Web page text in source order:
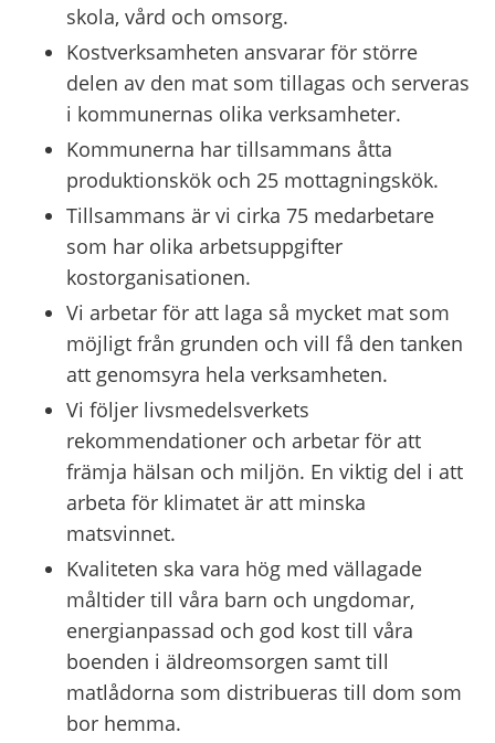
skola, vård och omsorg.
Kostverksamheten ansvarar för större
delen av den mat som tillagas och serveras
i kommunernas olika verksamheter.
Kommunerna har tillsammans åtta
produktionskök och 25 mottagningskök.
Tillsammans är vi cirka 75 medarbetare
som har olika arbetsuppgifter
kostorganisationen.
Vi arbetar för att laga så mycket mat som
möjligt från grunden och vill få den tanken
att genomsyra hela verksamheten.
Vi följer livsmedelsverkets
rekommendationer och arbetar för att
främja hälsan och miljön. En viktig del i att
arbeta för klimatet är att minska
matsvinnet.
Kvaliteten ska vara hög med vällagade
måltider till våra barn och ungdomar,
energianpassad och god kost till våra
boenden i äldreomsorgen samt till
matlådorna som distribueras till dom som
bor hemma.